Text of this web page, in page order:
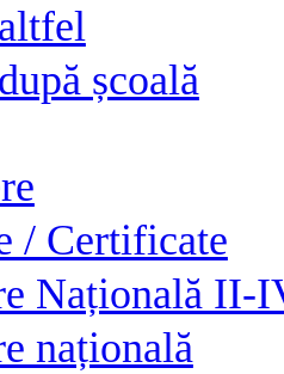
școală
/ Certificate
Națională II-
națională